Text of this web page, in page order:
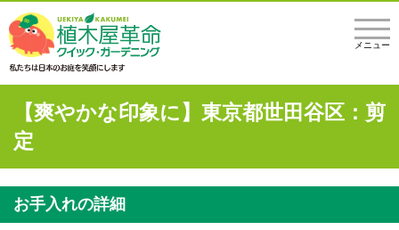
メニュー
【爽やかな印象に】東京都世田谷区：剪
定
お手入れの詳細